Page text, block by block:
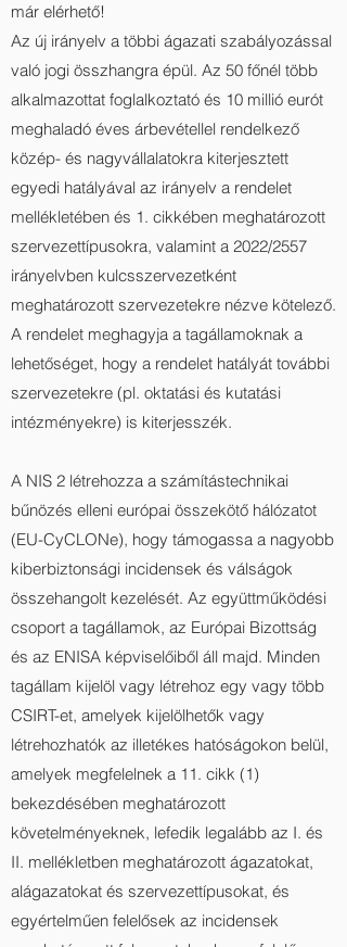
már elérhető!
Az új irányelv a többi ágazati szabályozással
való jogi összhangra épül. Az 50 főnél több
alkalmazottat foglalkoztató és 10 millió eurót
meghaladó éves árbevétellel rendelkező
közép- és nagyvállalatokra kiterjesztett
egyedi hatályával az irányelv a rendelet
mellékletében és 1. cikkében meghatározott
szervezettípusokra, valamint a 2022/2557
irányelvben kulcsszervezetként
meghatározott szervezetekre nézve kötelező.
A rendelet meghagyja a tagállamoknak a
lehetőséget, hogy a rendelet hatályát további
szervezetekre (pl. oktatási és kutatási
intézményekre) is kiterjesszék.
A NIS 2 létrehozza a számítástechnikai
bűnözés elleni európai összekötő hálózatot
(EU-CyCLONe), hogy támogassa a nagyobb
kiberbiztonsági incidensek és válságok
összehangolt kezelését. Az együttműködési
csoport a tagállamok, az Európai Bizottság
és az ENISA képviselőiből áll majd. Minden
tagállam kijelöl vagy létrehoz egy vagy több
CSIRT-et, amelyek kijelölhetők vagy
létrehozhatók az illetékes hatóságokon belül,
amelyek megfelelnek a 11. cikk (1)
bekezdésében meghatározott
követelményeknek, lefedik legalább az I. és
II. mellékletben meghatározott ágazatokat,
alágazatokat és szervezettípusokat, és
egyértelműen felelősek az incidensek